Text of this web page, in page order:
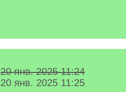
20 янв. 2025 11:24
20 янв. 2025 11:25